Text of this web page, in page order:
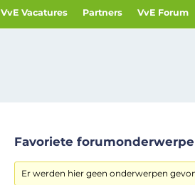
VvE Vacatures Partners VvE Forum
Favoriete
Er werden hier geen onderwerpen